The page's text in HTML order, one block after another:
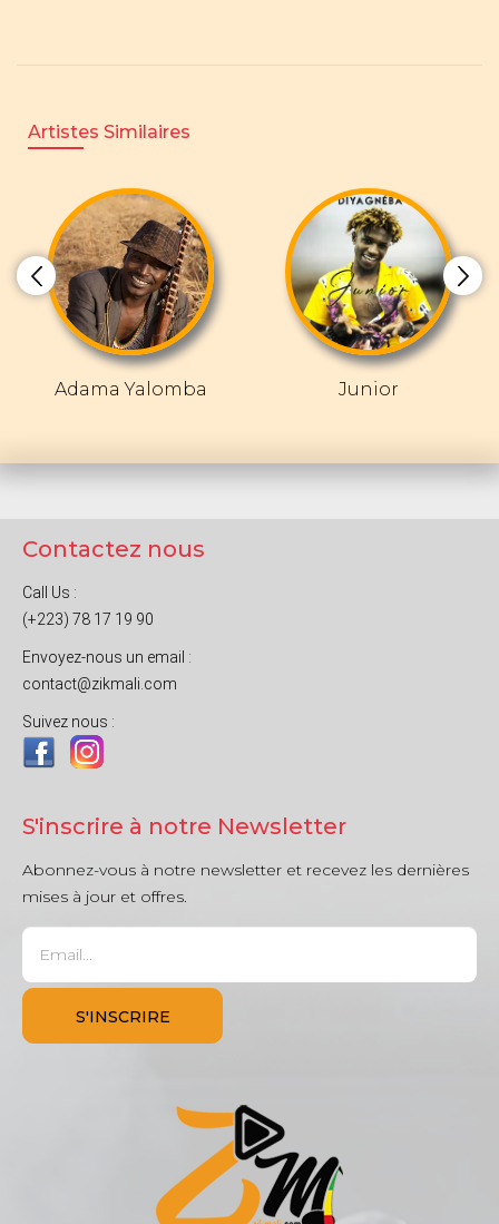
Artistes Similaires
Adama Yalomba Junior
Contactez nous
Call Us :
(+223) 78 17 19 90
Envoyez-nous un email :
contact@zikmali.com
Suivez nous :
S'inscrire à notre Newsletter
Abonnez-vous à notre newsletter et recevez les dernières
mises à jour et offres.